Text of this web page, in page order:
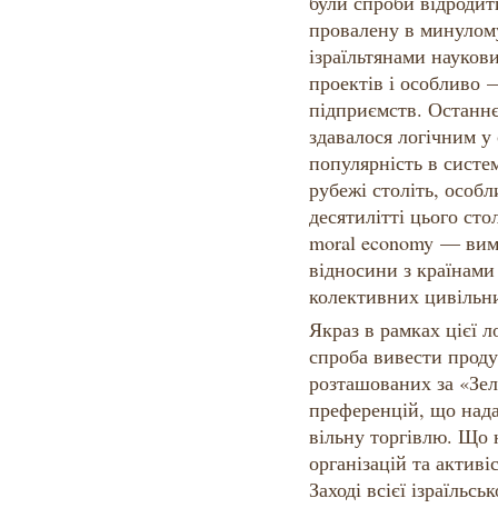
провалену в
ізраїльтянами
проектів і особливо
підприємств.
здавалося логічним
популярність в
рубежі століть,
десятилітті цього
moral economy —
відносини з
колективних
Якраз в рамках цієї
спроба вивести
розташованих за
преференцій, що
вільну торгівлю. Що
організацій та
Заході всієї